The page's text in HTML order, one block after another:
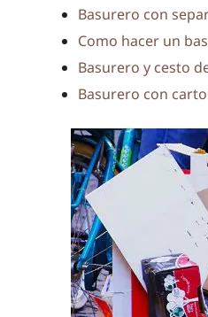
Basurero con
Como hacer un
Basurero y cesto
Basurero con